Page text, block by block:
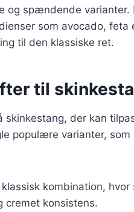
og spændende varianter.
som avocado, feta
til den klassiske ret.
til
skinkestang, der kan
populære varianter,
klassisk kombination,
cremet konsistens.